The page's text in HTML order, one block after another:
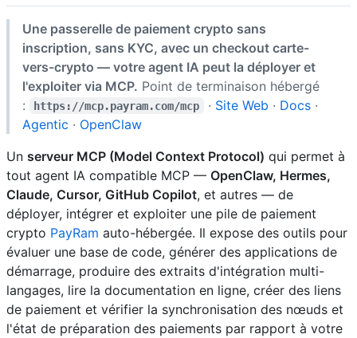
Une passerelle de paiement crypto sans
inscription, sans KYC, avec un checkout carte-
vers-crypto — votre agent IA peut la déployer et
l'exploiter via MCP. Point de terminaison hébergé
:
https://mcp.payram.com/mcp · Site Web · Docs·
Agentic · OpenClaw
Un serveur MCP (Model Context Protocol) qui permet à
tout agent IA compatible MCP — OpenClaw, Hermes,
Claude, Cursor, GitHub Copilot, et autres — de
déployer, intégrer et exploiter une pile de paiement
crypto PayRam auto-hébergée. Il expose des outils pour
évaluer une base de code, générer des applications de
démarrage, produire des extraits d'intégration multi-
langages, lire la documentation en ligne, créer des liens
de paiement et vérifier la synchronisation des nœuds et
l'état de préparation des paiements par rapport à votre